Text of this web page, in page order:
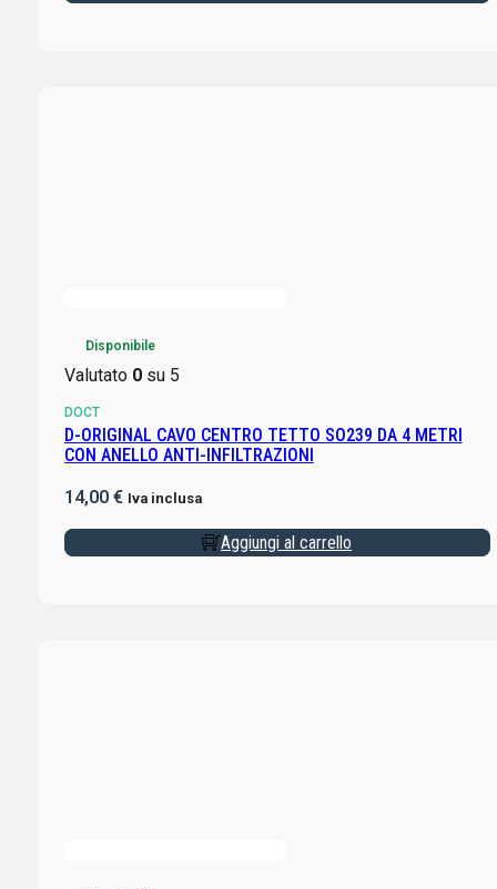
Disponibile
Valutato 0su 5
DOCT
D-ORIGINAL CAVO CENTRO TETTO SO239 DA 4 METRI
CON ANELLO ANTI-INFILTRAZIONI
14,00 € Iva inclusa
Aggiungi al carrello